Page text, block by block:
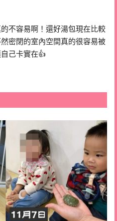
不容易啊！還好湯包現在比較
密閉的室內空間真的很容易被
己卡實在👍